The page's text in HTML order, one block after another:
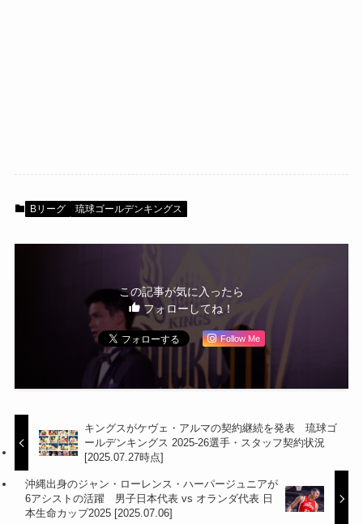
Bリーグ 琉球ゴールデンキングス
この記事が気に入ったら
フォローしてね！
Follow Me
キングスがケヴェ・アルマの契約継続を発表 琉球ゴ
ールデンキングス 2025-26選手・スタッフ契約状況
[2025.07.27時点]
沖縄出身のジャン・ローレンス・ハーパージュニアが
6アシストの活躍 男子日本代表 vs オランダ代表 日
本生命カップ2025 [2025.07.06]